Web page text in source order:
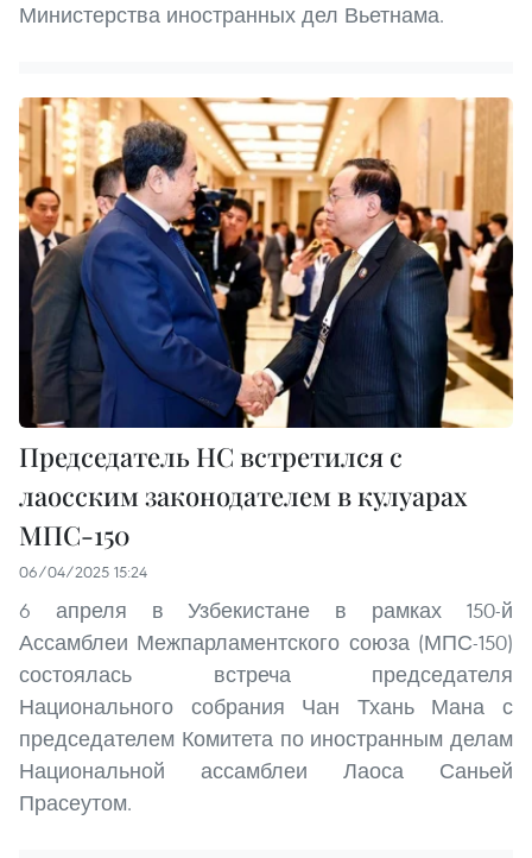
Министерства иностранных дел Вьетнама.
Председатель НС встретился с
лаосским законодателем в кулуарах
МПС-150
06/04/2025 15:24
6 апреля в Узбекистане в рамках 150-й
Ассамблеи Межпарламентского союза (МПС-150)
состоялась встреча председателя
Национального собрания Чан Тхань Мана с
председателем Комитета по иностранным делам
Национальной ассамблеи Лаоса Саньей
Прасеутом.